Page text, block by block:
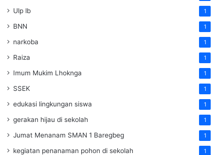
Ulp lb 1
BNN 1
narkoba 1
Raiza 1
Imum Mukim Lhoknga 1
SSEK 1
edukasi lingkungan siswa 1
gerakan hijau di sekolah 1
Jumat Menanam SMAN 1 Baregbeg 1
kegiatan penanaman pohon di sekolah 1